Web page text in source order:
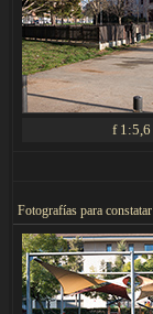
f 1:5,6
Fotografías para